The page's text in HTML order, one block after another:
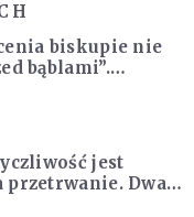
biskupie nie
bąblami”.
jest
przetrwanie. Dwa
[REPORTAŻ]